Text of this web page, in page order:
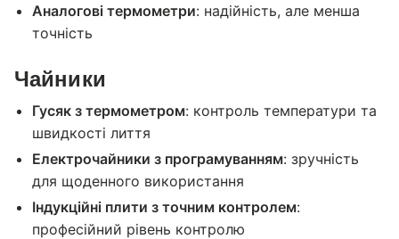
Аналогові термометри: надійність, але менша
точність
Чайники
Гусяк з термометром: контроль температури та
швидкості лиття
Електрочайники з програмуванням: зручність
для щоденного використання
Індукційні плити з точним контролем:
професійний рівень контролю